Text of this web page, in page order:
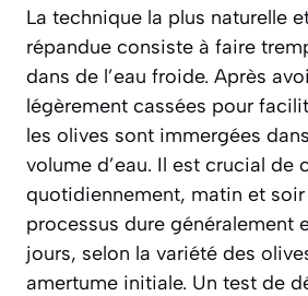
La technique la plus naturelle
répandue consiste à faire
dans de l’eau froide. Après
légèrement cassées pour
les olives sont immergées
volume d’eau. Il est crucial de
quotidiennement, matin et
processus dure généralement
jours, selon la variété des
amertume initiale. Un test de